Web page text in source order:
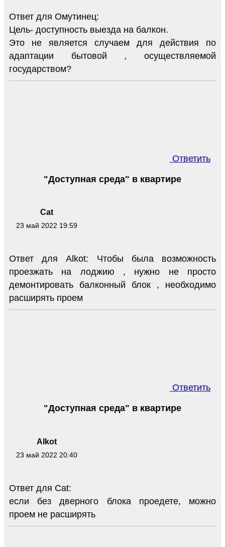
Ответ для Омутинец:
Цель- доступность выезда на балкон.
Это не является случаем для действия по
адаптации бытовой , осуществляемой
государством?
Ответить
Cat
23 май 2022 19:59
"Доступная среда" в квартире
Ответ для Alkot: Чтобы была возможность
проезжать на лоджию , нужно не просто
демонтировать балконный блок , необходимо
расширять проем
Ответить
Alkot
23 май 2022 20:40
"Доступная среда" в квартире
Ответ для Cat:
если без дверного блока проедете, можно
проем не расширять